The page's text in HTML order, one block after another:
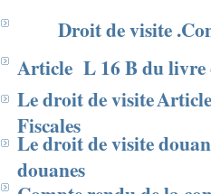
Droit de visite
Article L 16 B du livre
Le droit de visite
Fiscales
Le droit de visite
douanes